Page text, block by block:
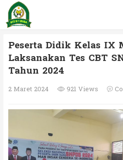
Peserta Didik Kelas IX
Laksanakan Tes CBT
Tahun 2024
2 Maret 2024 921 Views